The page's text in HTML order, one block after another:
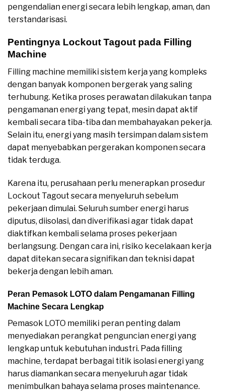
pengendalian energi secara lebih lengkap, aman, dan
terstandarisasi.
Pentingnya Lockout Tagout pada Filling
Machine
Filling machine memiliki sistem kerja yang kompleks
dengan banyak komponen bergerak yang saling
terhubung. Ketika proses perawatan dilakukan tanpa
pengamanan energi yang tepat, mesin dapat aktif
kembali secara tiba-tiba dan membahayakan pekerja.
Selain itu, energi yang masih tersimpan dalam sistem
dapat menyebabkan pergerakan komponen secara
tidak terduga.
Karena itu, perusahaan perlu menerapkan prosedur
Lockout Tagout secara menyeluruh sebelum
pekerjaan dimulai. Seluruh sumber energi harus
diputus, diisolasi, dan diverifikasi agar tidak dapat
diaktifkan kembali selama proses pekerjaan
berlangsung. Dengan cara ini, risiko kecelakaan kerja
dapat ditekan secara signifikan dan teknisi dapat
bekerja dengan lebih aman.
Peran Pemasok LOTO dalam Pengamanan Filling
Machine Secara Lengkap
Pemasok LOTO memiliki peran penting dalam
menyediakan perangkat penguncian energi yang
lengkap untuk kebutuhan industri. Pada filling
machine, terdapat berbagai titik isolasi energi yang
harus diamankan secara menyeluruh agar tidak
menimbulkan bahaya selama proses maintenance.